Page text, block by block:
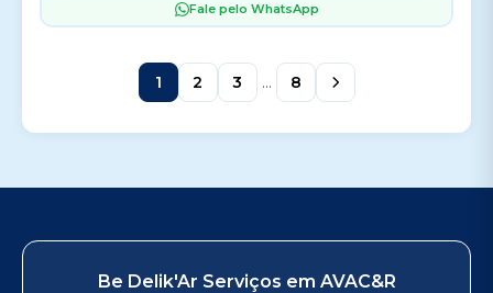
Fale pelo WhatsApp
1 2 3 ... 8
Be Delik'Ar Serviços em AVAC&R